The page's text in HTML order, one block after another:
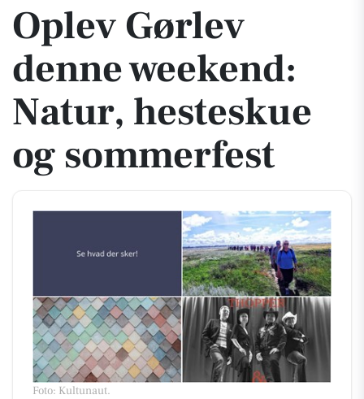
Oplev Gørlev
denne weekend:
Natur, hesteskue
og sommerfest
Foto: Kultunaut.